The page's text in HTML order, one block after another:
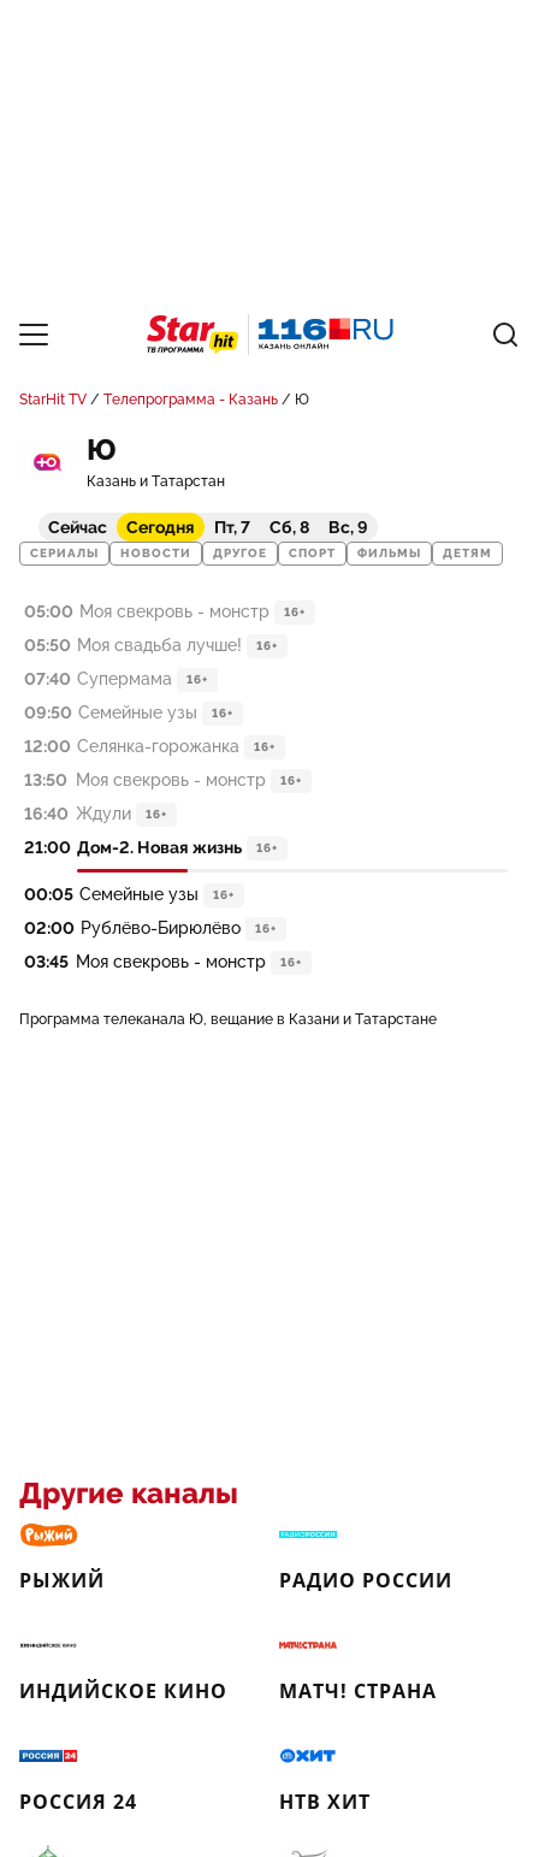
StarHit TV Телепрограмма - Казань Ю
Ю
Казань и Татарстан
Сейчас Сегодня Пт, 7 Сб, 8 Вс, 9
СЕРИАЛЫ НОВОСТИ ДРУГОЕ СПОРТ ФИЛЬМЫ ДЕТЯМ
05:00 Моя свекровь - монстр 16+
05:50 Моя свадьба лучше! 16+
07:40 Супермама 16+
09:50 Семейные узы 16+
12:00 Селянка-горожанка 16+
13:50 Моя свекровь - монстр 16+
16:40 Ждули 16+
21:00 Дом-2. Новая жизнь 16+
00:05 Семейные узы 16+
02:00 Рублёво-Бирюлёво 16+
03:45 Моя свекровь - монстр 16+
Программа телеканала Ю, вещание в Казани и Татарстане
Другие каналы
РЫЖИЙ РАДИО РОССИИ
ИНДИЙСКОЕ КИНО МАТЧ! СТРАНА
РОССИЯ 24 НТВ ХИТ